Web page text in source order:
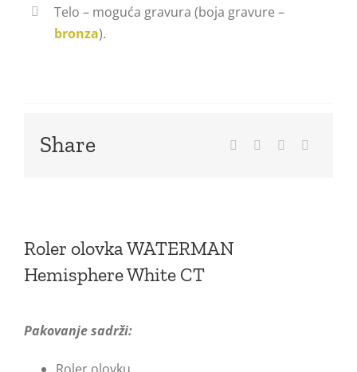
Telo – moguća gravura (boja gravure –
bronza).
Share
Roler olovka WATERMAN
Hemisphere White CT
Pakovanje sadrži: